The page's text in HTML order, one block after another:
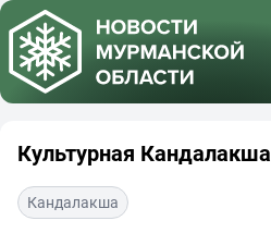
Культурная Кандалакша
Кандалакша